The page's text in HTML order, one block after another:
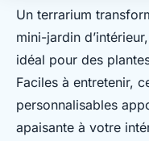
Un terrarium
mini-jardin
idéal pour des
Faciles à entretenir,
personnalisables
apaisante à votre